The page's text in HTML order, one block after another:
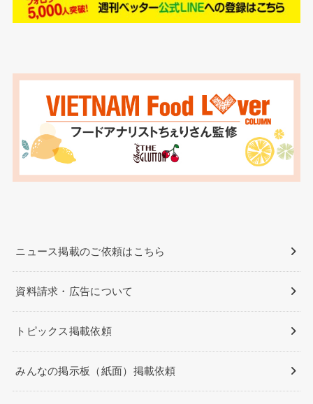
ニュース掲載のご依頼はこちら
資料請求・広告について
トピックス掲載依頼
みんなの掲示板（紙面）掲載依頼